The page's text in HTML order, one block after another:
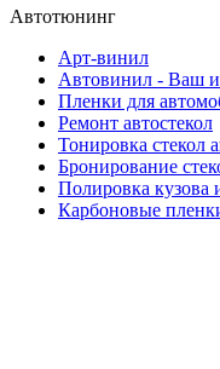
Автотюнинг
Арт-винил
Автовинил - Ваш
Пленки для
Ремонт автостекол
Тонировка стекол
Бронирование
Полировка кузова
Карбоновые